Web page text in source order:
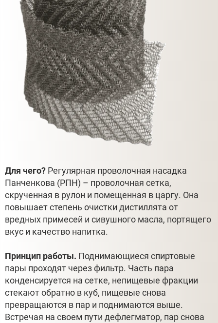
Для чего? Регулярная проволочная насадка
Панченкова (РПН) – проволочная сетка,
скрученная в рулон и помещенная в царгу. Она
повышает степень очистки дистиллята от
вредных примесей и сивушного масла, портящего
вкус и качество напитка.
Принцип работы. Поднимающиеся спиртовые
пары проходят через фильтр. Часть пара
конденсируется на сетке, непищевые фракции
стекают обратно в куб, пищевые снова
превращаются в пар и поднимаются выше.
Встречая на своем пути дефлегматор, пар снова